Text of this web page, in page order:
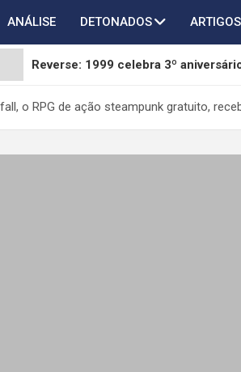
ANÁLISE DETONADOS ARTIGOS
Reverse: 1999 celebra 3º
ArcheAge S: Strait of Freedom é
Brasil reage ao fim da mídia física
o RPG de ação steampunk gratuito,